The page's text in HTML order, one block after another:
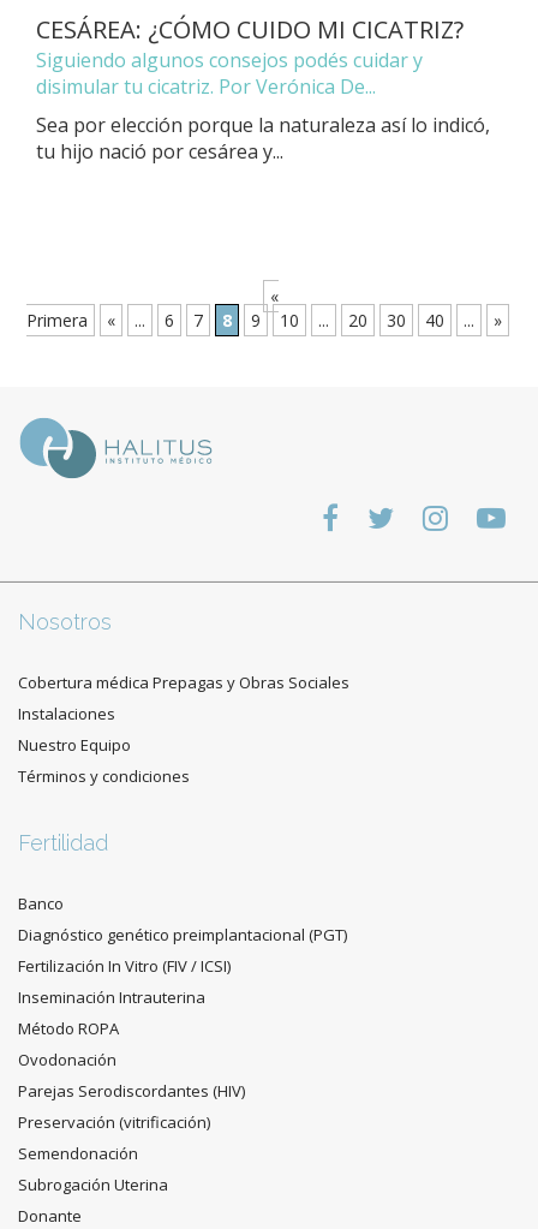
CESÁREA: ¿CÓMO CUIDO MI CICATRIZ?
Siguiendo algunos consejos podés cuidar y
disimular tu cicatriz. Por Verónica De...
Sea por elección porque la naturaleza así lo indicó,
tu hijo nació por cesárea y...
«
Primera
« ... 6 7 8 9 10 ... 20 30 40 ... »
Nosotros
Cobertura médica Prepagas y Obras Sociales
Instalaciones
Nuestro Equipo
Términos y condiciones
Fertilidad
Banco
Diagnóstico genético preimplantacional (PGT)
Fertilización In Vitro (FIV / ICSI)
Inseminación Intrauterina
Método ROPA
Ovodonación
Parejas Serodiscordantes (HIV)
Preservación (vitrificación)
Semendonación
Subrogación Uterina
Donante